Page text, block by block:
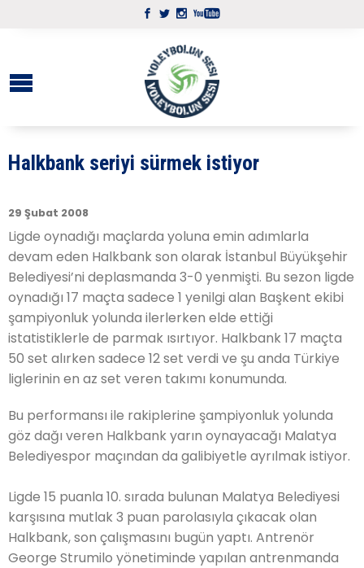
Halkbank seriyi sürmek istiyor
29 Şubat 2008
Ligde oynadığı maçlarda yoluna emin adımlarla
devam eden Halkbank son olarak İstanbul Büyükşehir
Belediyesi’ni deplasmanda 3-0 yenmişti. Bu sezon ligde
oynadığı 17 maçta sadece 1 yenilgi alan Başkent ekibi
şampiyonluk yolunda ilerlerken elde ettiği
istatistiklerle de parmak ısırtıyor. Halkbank 17 maçta
50 set alırken sadece 12 set verdi ve şu anda Türkiye
liglerinin en az set veren takımı konumunda.
Bu performansı ile rakiplerine şampiyonluk yolunda
göz dağı veren Halkbank yarın oynayacağı Malatya
Belediyespor maçından da galibiyetle ayrılmak istiyor.
Ligde 15 puanla 10. sırada bulunan Malatya Belediyesi
karşısına mutlak 3 puan parolasıyla çıkacak olan
Halkbank, son çalışmasını bugün yaptı. Antrenör
George Strumilo yönetiminde yapılan antrenmanda